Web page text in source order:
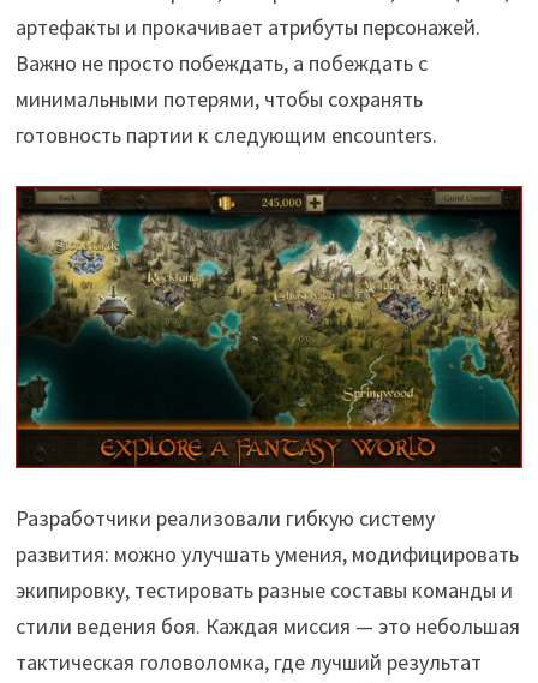
артефакты и прокачивает атрибуты персонажей.
Важно не просто побеждать, а побеждать с
минимальными потерями, чтобы сохранять
готовность партии к следующим encounters.
Разработчики реализовали гибкую систему
развития: можно улучшать умения, модифицировать
экипировку, тестировать разные составы команды и
стили ведения боя. Каждая миссия — это небольшая
тактическая головоломка, где лучший результат